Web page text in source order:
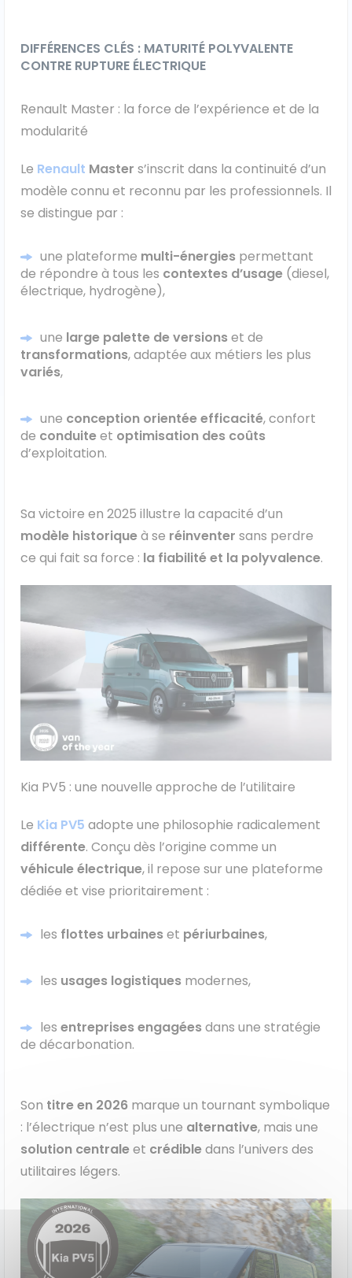
DIFFÉRENCES CLÉS : MATURITÉ POLYVALENTE
CONTRE RUPTURE ÉLECTRIQUE
Renault Master : la force de l’expérience et de la
modularité
Le Renault Master s’inscrit dans la continuité d’un
modèle connu et reconnu par les professionnels. Il
se distingue par :
une plateforme multi-énergiespermettant
de répondre à tous les contextes d’usage (diesel,
électrique, hydrogène),
une large palette de versionset de
transformations, adaptée aux métiers les plus
variés,
une conception orientée efficacité, confort
de conduiteet optimisation des coûts
d’exploitation.
Sa victoire en 2025 illustre la capacité d’un
modèle historiqueà se réinventer sans perdre
ce qui fait sa force : la fiabilité et la polyvalence.
Kia PV5 : une nouvelle approche de l’utilitaire
Le Kia PV5 adopte une philosophie radicalement
différente. Conçu dès l’origine comme un
véhicule électrique, il repose sur une plateforme
dédiée et vise prioritairement :
les flottes urbaineset périurbaines,
les usages logistiquesmodernes,
les entreprises engagéesdans une stratégie
de décarbonation.
Son titre en 2026 marque un tournant symbolique
: l’électrique n’est plus une alternative, mais une
solution centraleet crédibledans l’univers des
utilitaires légers.